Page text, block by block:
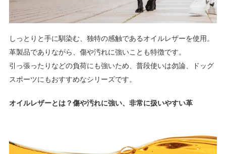
しっとりと手に馴染む、独特の感触であるオイルレザーを使用。
革製品でありながら、傷や汚れに強いことも特徴です。
引っ張ったりなどの負荷にも強いため、普段使いは勿論、ドッグ
スポーツにもおすすめなシリーズです。
オイルレザーとは？傷や汚れに強い、非常に扱いやすい革